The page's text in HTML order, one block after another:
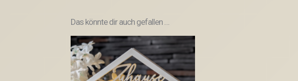
Das könnte dir auch gefallen …